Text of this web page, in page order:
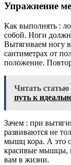
Упражнение
Как выполнять :
собой. Ноги
Вытягиваем ногу
сантиметрах от
положение.
Читать статью
путь к
Зачем : при
развиваются не
мышц кора. А это
красивые мышцы,
вам в жизни.